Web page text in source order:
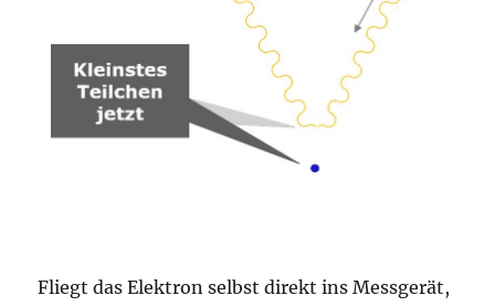
Fliegt das Elektron selbst direkt ins Messgerät,